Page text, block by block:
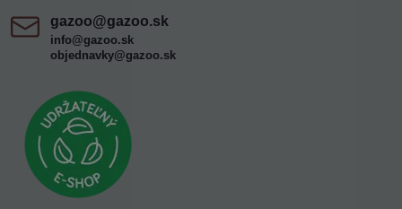
gazoo​@gazoo​.sk
info@gazoo.sk
objednavky@gazoo.sk